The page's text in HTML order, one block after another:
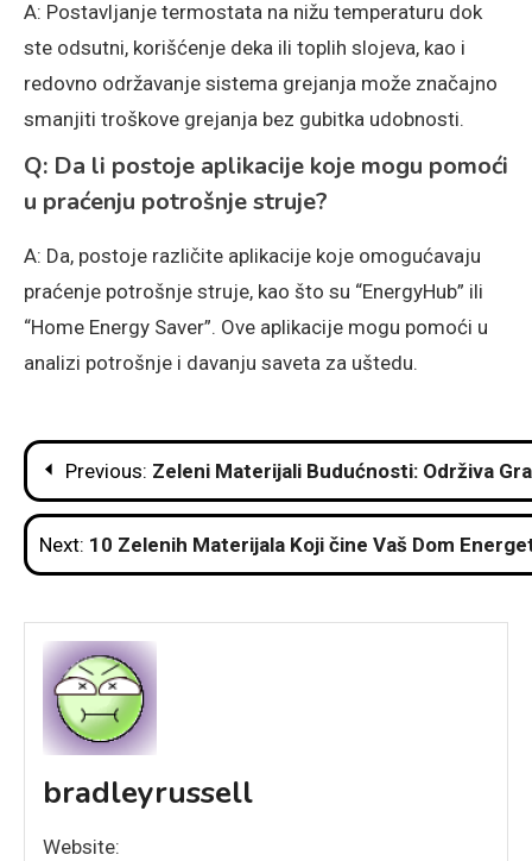
A: Postavljanje termostata na nižu temperaturu dok
ste odsutni, korišćenje deka ili toplih slojeva, kao i
redovno održavanje sistema grejanja može značajno
smanjiti troškove grejanja bez gubitka udobnosti.
Q: Da li postoje aplikacije koje mogu pomoći
u praćenju potrošnje struje?
A: Da, postoje različite aplikacije koje omogućavaju
praćenje potrošnje struje, kao što su “EnergyHub” ili
“Home Energy Saver”. Ove aplikacije mogu pomoći u
analizi potrošnje i davanju saveta za uštedu.
Post
navigation
Previous: Zeleni Materijali Budućnosti: Održiva
Next: 10 Zelenih Materijala Koji čine Vaš Dom
bradleyrussell
Website: